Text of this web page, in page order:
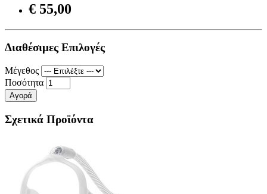
€ 55,00
Διαθέσιμες Επιλογές
Μέγεθος
Ποσότητα
Αγορά
Σχετικά Προϊόντα